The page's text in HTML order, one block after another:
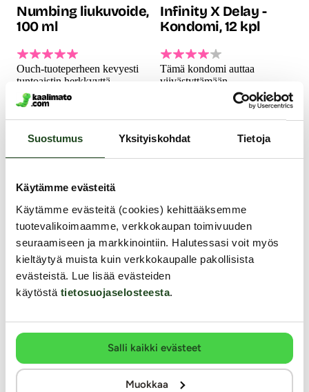
Suostumus Yksityiskohdat Tietoja
Käytämme evästeitä
Käytämme evästeitä (cookies) kehittääksemme
tuotevalikoimaamme, verkkokaupan toimivuuden
seuraamiseen ja markkinointiin. Halutessasi voit myös
kieltäytyä muista kuin verkkokaupalle pakollisista
evästeistä. Lue lisää evästeiden
käytöstä tietosuojaselosteesta.
Salli kaikki evästeet
Muokkaa
Numbing liukuvoide,
100 ml
Ouch-tuoteperheen kevyesti
tuntoaistin herkkyyttä
vähentävä ja viilentävä,
mentolia sisältävä liukuvoide
on ihanteellinen seuralainen
seksivälineiden seuraksi...
19.99 €
Infinity X Delay -
Kondomi, 12 kpl
Tämä kondomi auttaa
viivästyttämään
siemensyöksyä ja tukee
pidempään kestävää
nautintoa. Kondomin
silikonipohjainen liukaste
sisältää bentsokaiinia 8,5%...
Stay Hard -
Viivästyttävä
Erektiogeeli, 100 ml